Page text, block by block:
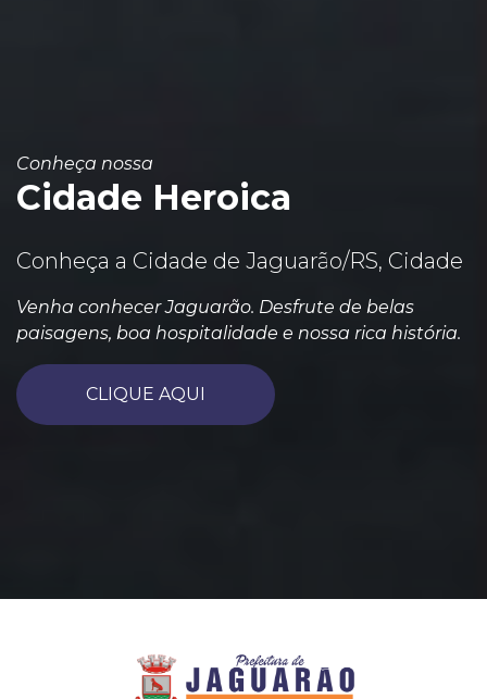
Conheça nossa
Cidade Heroica
Conheça a Cidade de Jaguarão/RS, Cidade
Venha conhecer Jaguarão. Desfrute de belas
paisagens, boa hospitalidade e nossa rica história.
CLIQUE AQUI